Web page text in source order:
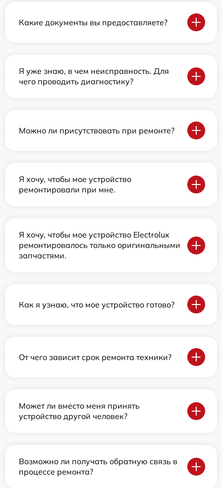
Какие документы вы предоставляете?
Я уже знаю, в чем неисправность. Для
чего проводить диагностику?
Можно ли присутствовать при ремонте?
Я хочу, чтобы мое устройство
ремонтировали при мне.
Я хочу, чтобы мое устройство Electrolux
ремонтировалось только оригинальными
запчастями.
Как я узнаю, что мое устройство готово?
От чего зависит срок ремонта техники?
Может ли вместо меня принять
устройство другой человек?
Возможно ли получать обратную связь в
процессе ремонта?